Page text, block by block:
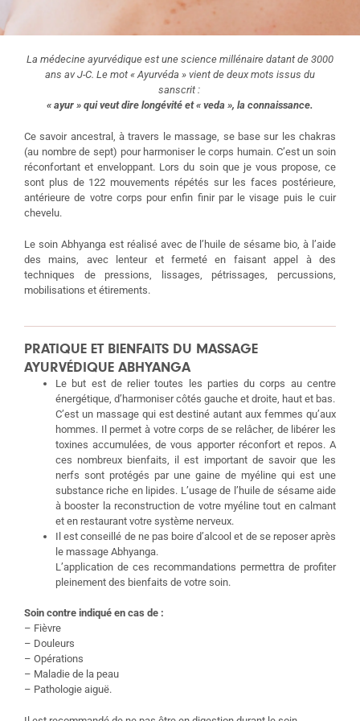
La médecine ayurvédique est une science millénaire datant de 3000
ans av J-C. Le mot « Ayurvéda » vient de deux mots issus du
sanscrit :
« ayur » qui veut dire longévité et « veda », la connaissance.
Ce savoir ancestral, à travers le massage, se base sur les chakras
(au nombre de sept) pour harmoniser le corps humain. C’est un soin
réconfortant et enveloppant. Lors du soin que je vous propose, ce
sont plus de 122 mouvements répétés sur les faces postérieure,
antérieure de votre corps pour enfin finir par le visage puis le cuir
chevelu.
Le soin Abhyanga est réalisé avec de l’huile de sésame bio, à l’aide
des mains, avec lenteur et fermeté en faisant appel à des
techniques de pressions, lissages, pétrissages, percussions,
mobilisations et étirements.
PRATIQUE ET BIENFAITS DU MASSAGE
AYURVÉDIQUE ABHYANGA
Le but est de relier toutes les parties du corps au centre
énergétique, d’harmoniser côtés gauche et droite, haut et bas.
C’est un massage qui est destiné autant aux femmes qu’aux
hommes. Il permet à votre corps de se relâcher, de libérer les
toxines accumulées, de vous apporter réconfort et repos. A
ces nombreux bienfaits, il est important de savoir que les
nerfs sont protégés par une gaine de myéline qui est une
substance riche en lipides. L’usage de l’huile de sésame aide
à booster la reconstruction de votre myéline tout en calmant
et en restaurant votre système nerveux.
Il est conseillé de ne pas boire d’alcool et de se reposer après
le massage Abhyanga.
L’application de ces recommandations permettra de profiter
pleinement des bienfaits de votre soin.
Soin contre indiqué en cas de :
– Fièvre
– Douleurs
– Opérations
– Maladie de la peau
– Pathologie aiguë.